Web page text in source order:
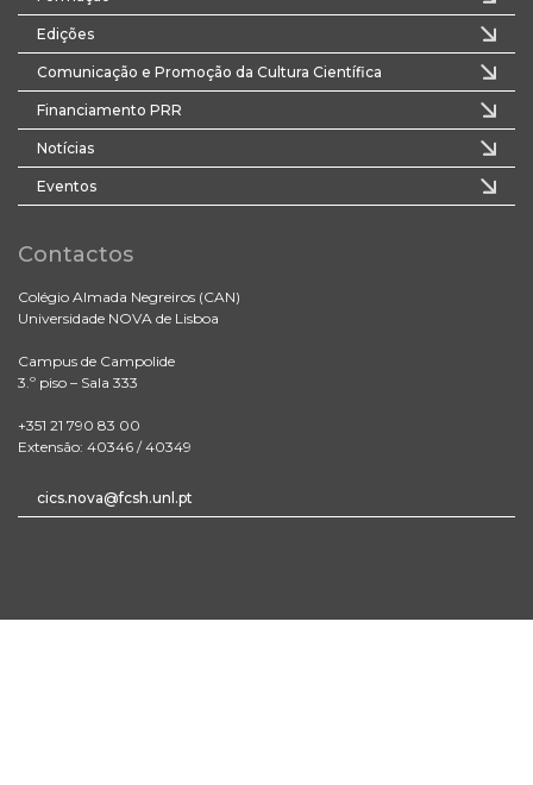
Edições
Comunicação e Promoção da Cultura Científica
Financiamento PRR
Notícias
Eventos
Contactos
Colégio Almada Negreiros (CAN)
Universidade NOVA de Lisboa
Campus de Campolide
3.º piso – Sala 333
+351 21 790 83 00
Extensão: 40346 / 40349
cics.nova@fcsh.unl.pt